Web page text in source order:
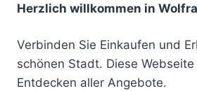
Herzlich willkommen in
Verbinden Sie Einkaufen und
schönen Stadt. Diese
Entdecken aller Angebote.